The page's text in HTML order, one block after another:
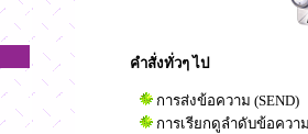
คำสั่งทั่วๆ ไป
การส่งข้อความ (SEND)
การเรียกดูลำดับข้อควา